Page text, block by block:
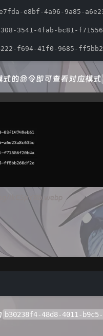
e8bf-4a96-9a85-
3541-4fab-bc81-
f694-41f0-9685-
式的命令即可查看对应模式
ikC5pY8b.webp
b30238f4-48d8-4011-b9c5-